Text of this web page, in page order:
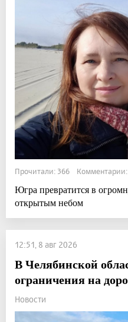
Прочитали: 366
Югра превратится в
открытым небом
12:51, 8 авг 2026
В Челябинской
ограничения на
Новости